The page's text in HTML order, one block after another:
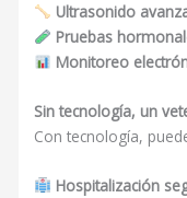
Ultrasonido
Pruebas
Monitoreo
Sin tecnología, un
Con tecnología,
Hospitalización